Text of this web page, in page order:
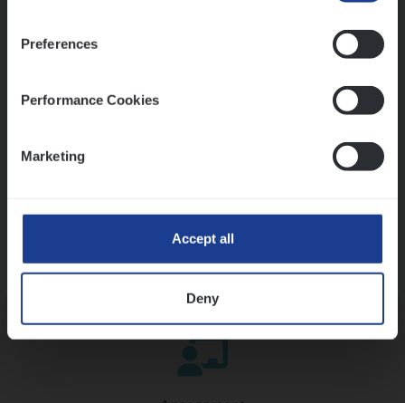
Preferences
Performance Cookies
Marketing
Accept all
Deny
Kennismaking met HR